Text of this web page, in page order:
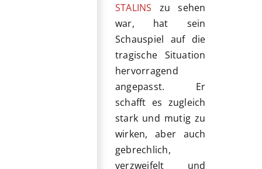
STALINS zu sehen
war, hat sein
Schauspiel auf die
tragische Situation
hervorragend
angepasst. Er
schafft es zugleich
stark und mutig zu
wirken, aber auch
gebrechlich,
verzweifelt und